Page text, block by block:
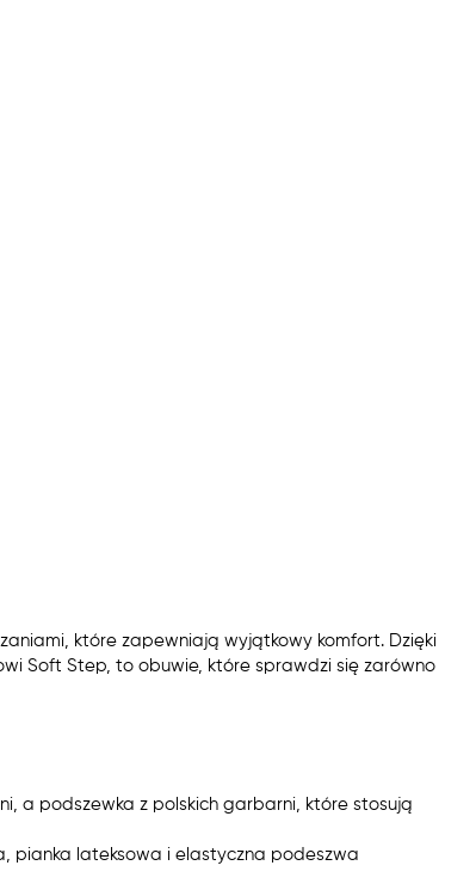
które zapewniają wyjątkowy komfort. Dzięki
Soft Step, to obuwie, które sprawdzi się zarówno
a podszewka z polskich garbarni, które stosują
pianka lateksowa i elastyczna podeszwa